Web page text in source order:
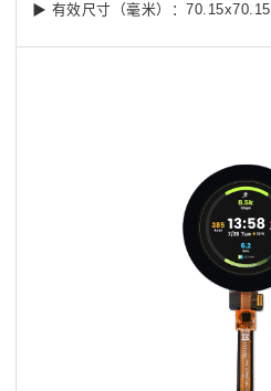
▶ 有效尺寸（毫米）：70.15x70.15